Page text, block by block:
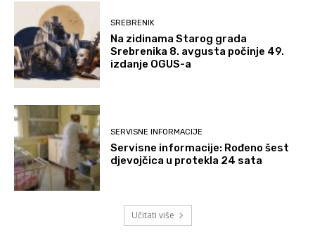
SREBRENIK
Na zidinama Starog grada
Srebrenika 8. avgusta počinje 49.
izdanje OGUS-a
SERVISNE INFORMACIJE
Servisne informacije: Rođeno šest
djevojčica u protekla 24 sata
Učitati više